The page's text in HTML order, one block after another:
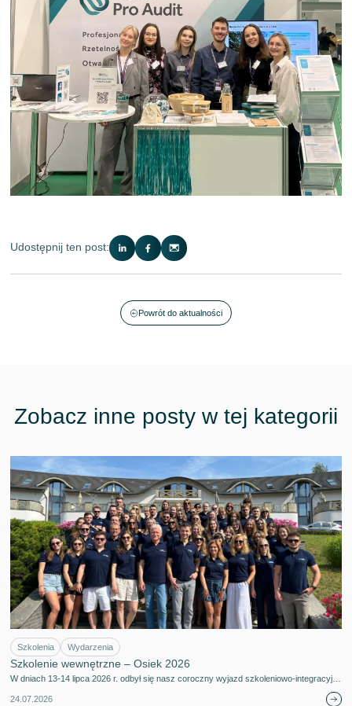
Udostępnij ten post:
Powrót do aktualności
Zobacz inne posty w tej kategorii
Szkolenia Wydarzenia
Szkolenie wewnętrzne – Osiek 2026
W dniach 13-14 lipca 2026 r. odbył się nasz coroczny wyjazd szkoleniowo-integracyj…
24.07.2026